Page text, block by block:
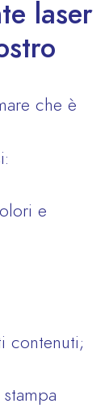
laser
che è
e
contenuti;